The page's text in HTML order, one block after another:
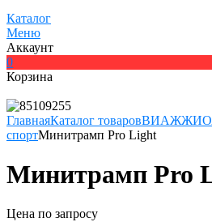
Каталог
Меню
Аккаунт
0
Корзина
ГлавнаяКаталог товаровВИАЖЖИО
спортМинитрамп Pro Light
Минитрамп Pro
Цена по запросу